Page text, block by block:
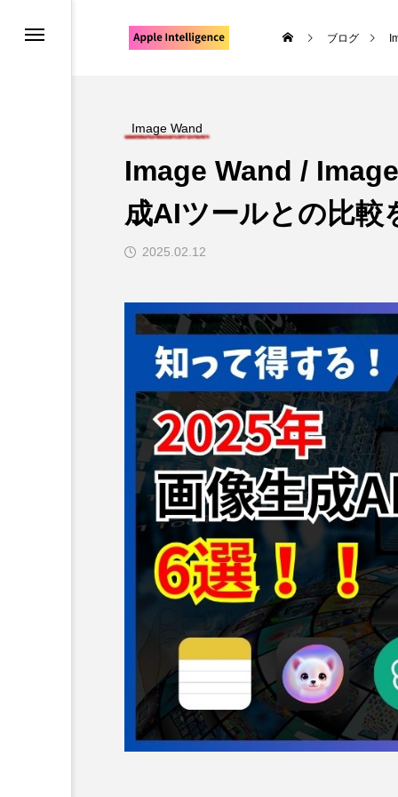
ブログ
Image Wand
Image Wand /
成AIツールとの比較
2025.02.12
ニュース
LINEで画像生成AIが使え
ャンバス”の使い方を徹底